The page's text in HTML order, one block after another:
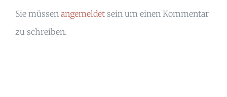
Sie müssen angemeldet sein um einen Kommentar
zu schreiben.